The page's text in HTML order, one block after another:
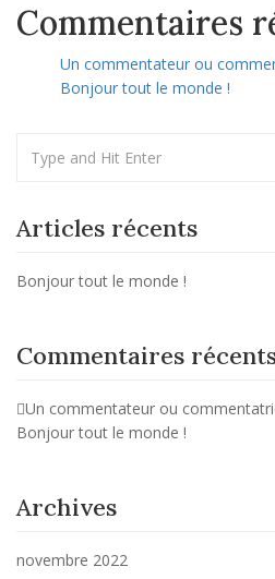
Commentaires
Un commentateur ou
Bonjour tout le monde !
Articles récents
Bonjour tout le monde !
Commentaires
Un commentateur ou
Bonjour tout le monde !
Archives
novembre 2022